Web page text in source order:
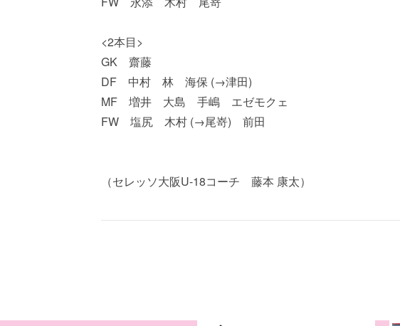
<2本目>
GK 齋藤
DF 中村 林 海保 (→津田)
MF 増井 大島 手嶋 エゼモクェ
FW 塩尻 木村 (→尾嵜) 前田
（セレッソ大阪U-18コーチ 藤本 康太）